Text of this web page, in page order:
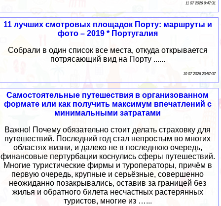
11 07 2026 9:47:31
11 лучших смотровых площадок Порту: маршруты и
фото – 2019 * Португалия
Собрали в один список все места, откуда открывается
потрясающий вид на Порту ......
10 07 2026 20:57:37
Самостоятельные путешествия в организованном
формате или как получить максимум впечатлений с
минимальными затратами
Важно! Почему обязательно стоит делать страховку для
путешествий. Последний год стал непростым во многих
областях жизни, и далеко не в последнюю очередь,
финансовые пертурбации коснулись сферы путешествий.
Многие туристические фирмы и туроператоры, причём в
первую очередь, крупные и серьёзные, совершенно
неожиданно позакрывались, оставив за границей без
жилья и обратного билета несчастных растерянных
туристов, многие из …...